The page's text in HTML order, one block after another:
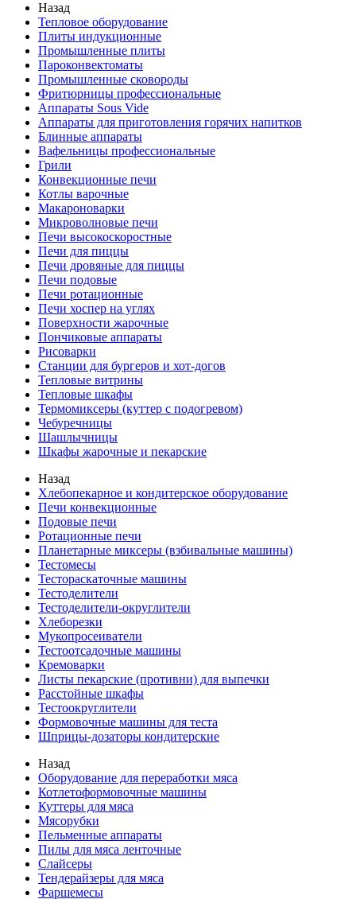
Назад
Тепловое оборудование
Плиты индукционные
Промышленные плиты
Пароконвектоматы
Промышленные сковороды
Фритюрницы профессиональные
Аппараты Sous Vide
Аппараты для приготовления горячих напитков
Блинные аппараты
Вафельницы профессиональные
Грили
Конвекционные печи
Котлы варочные
Макароноварки
Микроволновые печи
Печи высокоскоростные
Печи для пиццы
Печи дровяные для пиццы
Печи подовые
Печи ротационные
Печи хоспер на углях
Поверхности жарочные
Пончиковые аппараты
Рисоварки
Станции для бургеров и хот-догов
Тепловые витрины
Тепловые шкафы
Термомиксеры (куттер с подогревом)
Чебуречницы
Шашлычницы
Шкафы жарочные и пекарские
Назад
Хлебопекарное и кондитерское оборудование
Печи конвекционные
Подовые печи
Ротационные печи
Планетарные миксеры (взбивальные машины)
Тестомесы
Тестораскаточные машины
Тестоделители
Тестоделители-округлители
Хлеборезки
Мукопросеиватели
Тестоотсадочные машины
Кремоварки
Листы пекарские (противни) для выпечки
Расстойные шкафы
Тестоокруглители
Формовочные машины для теста
Шприцы-дозаторы кондитерские
Назад
Оборудование для переработки мяса
Котлетоформовочные машины
Куттеры для мяса
Мясорубки
Пельменные аппараты
Пилы для мяса ленточные
Слайсеры
Тендерайзеры для мяса
Фаршемесы